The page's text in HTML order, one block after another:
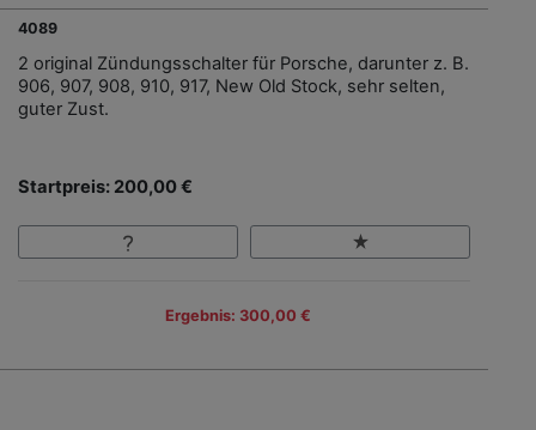
4089
2 original Zündungsschalter für Porsche, darunter z. B.
906, 907, 908, 910, 917, New Old Stock, sehr selten,
guter Zust.
Startpreis: 200,00 €
Ergebnis: 300,00 €